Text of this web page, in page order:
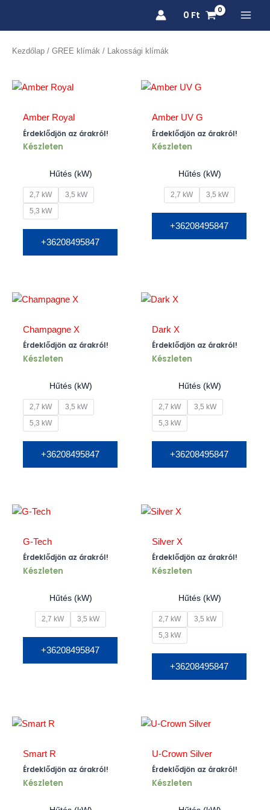
0 Ft
Kezdőlap / GREE klímák / Lakossági klímák
Amber Royal
Érdeklődjön az árakról!
Készleten
Hűtés (kW)
2,7 kW
3,5 kW
5,3 kW
+36208495847
Amber UV G
Érdeklődjön az árakról!
Készleten
Hűtés (kW)
2,7 kW 3,5 kW
+36208495847
Champagne X
Érdeklődjön az árakról!
Készleten
Hűtés (kW)
2,7 kW
3,5 kW
5,3 kW
+36208495847
Dark X
Érdeklődjön az árakról!
Készleten
Hűtés (kW)
2,7 kW
3,5 kW
5,3 kW
+36208495847
G-Tech
Érdeklődjön az árakról!
Készleten
Hűtés (kW)
2,7 kW 3,5 kW
+36208495847
Silver X
Érdeklődjön az árakról!
Készleten
Hűtés (kW)
2,7 kW
3,5 kW
5,3 kW
+36208495847
Smart R
Érdeklődjön az árakról!
Készleten
U-Crown Silver
Érdeklődjön az árakról!
Készleten